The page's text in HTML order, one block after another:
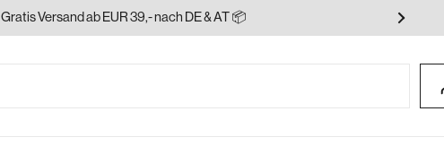
Gratis Versand ab EUR 39,- nach DE & AT 📦